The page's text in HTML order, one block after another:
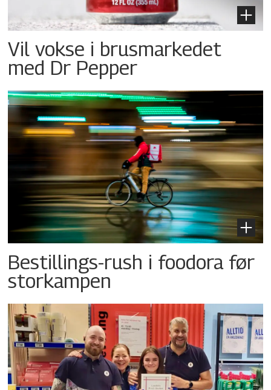
Vil vokse i brusmarkedet
med Dr Pepper
Bestillings-rush i foodora før
storkampen